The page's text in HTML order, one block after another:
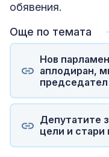
обявения.
Още по темата
Нов
аплодиран,
Депутатите
цели и